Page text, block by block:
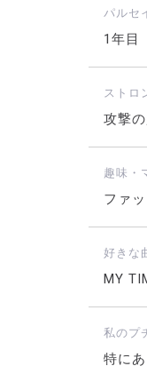
パルセ
1年目
ストロ
攻撃
趣味・
ファ
好きな
MY
私のプ
特に